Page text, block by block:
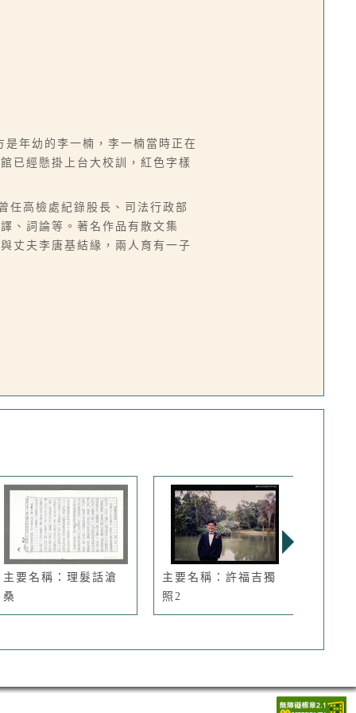
年幼的李一楠，李一楠當時正在
已經懸掛上台大校訓，紅色字樣
任高檢處紀錄股長、司法行政部
、詞論等。著名作品有散文集
丈夫李唐基結緣，兩人育有一子
主要名稱：理髮話滄
桑
主要名稱：許福吉獨
照2